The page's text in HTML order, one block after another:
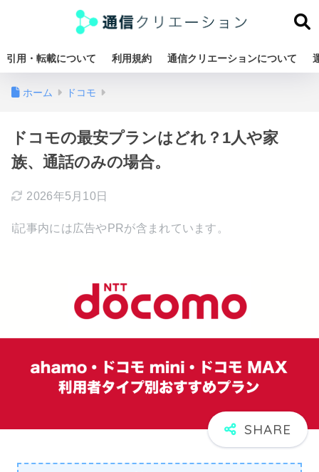
引用・転載について 利用規約 通信クリエーションについて
ホーム ドコモ
ドコモの最安プランはどれ？1人や家
族、通話のみの場合。
2026年5月10日
ℹ︎記事内には広告やPRが含まれています。